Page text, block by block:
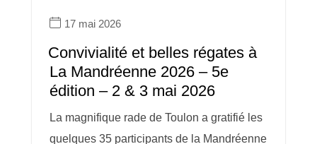
17 mai 2026
Convivialité et belles régates à
La Mandréenne 2026 – 5e
édition – 2 & 3 mai 2026
La magnifique rade de Toulon a gratifié les
quelques 35 participants de la Mandréenne